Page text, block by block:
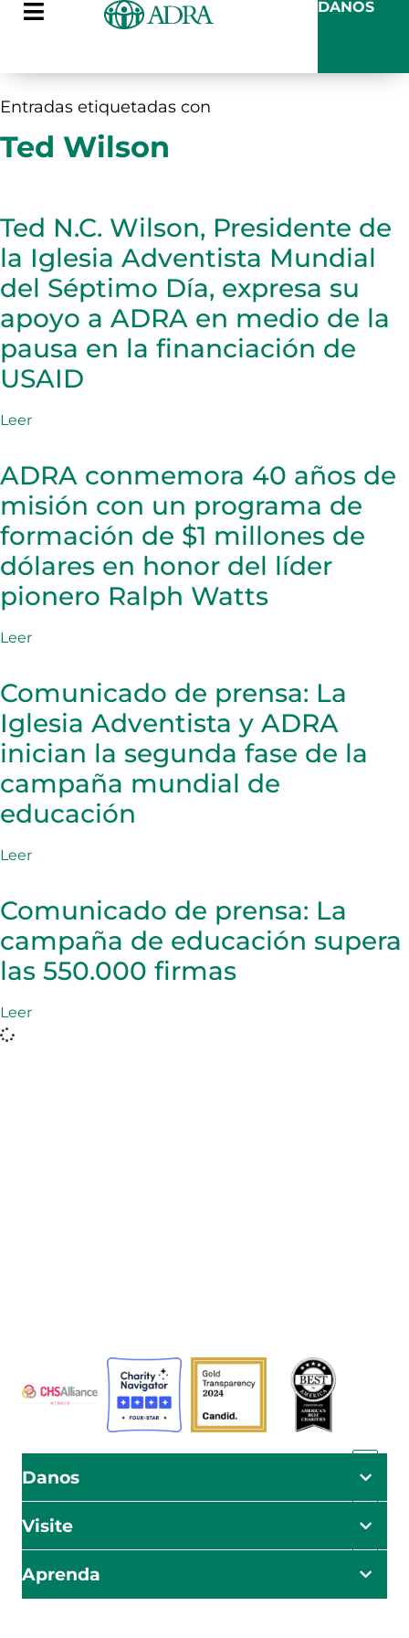
DANOS
Entradas etiquetadas con
Ted Wilson
Ted N.C. Wilson, Presidente de
la Iglesia Adventista Mundial
del Séptimo Día, expresa su
apoyo a ADRA en medio de la
pausa en la financiación de
USAID
Leer
ADRA conmemora 40 años de
misión con un programa de
formación de $1 millones de
dólares en honor del líder
pionero Ralph Watts
Leer
Comunicado de prensa: La
Iglesia Adventista y ADRA
inician la segunda fase de la
campaña mundial de
educación
Leer
Comunicado de prensa: La
campaña de educación supera
las 550.000 firmas
Leer
Danos
Visite
Aprenda